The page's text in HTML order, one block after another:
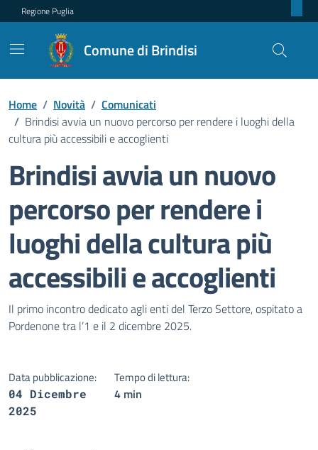
Regione Puglia
Comune di Brindisi
Home / Novità / Comunicati
/ Brindisi avvia un nuovo percorso per rendere i luoghi della
cultura più accessibili e accoglienti
Brindisi avvia un nuovo
percorso per rendere i
luoghi della cultura più
accessibili e accoglienti
Dettagli della notizia
Il primo incontro dedicato agli enti del Terzo Settore, ospitato a
Pordenone tra l’1 e il 2 dicembre 2025.
Data pubblicazione:
04 Dicembre
2025
Tempo di lettura:
4 min